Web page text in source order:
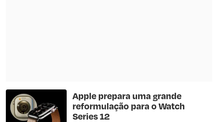
Apple prepara uma grande
reformulação para o Watch
Series 12